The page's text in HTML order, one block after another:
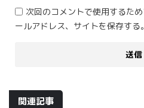
次回のコメントで使用するた
ールアドレス、サイトを保存する。
関連記事